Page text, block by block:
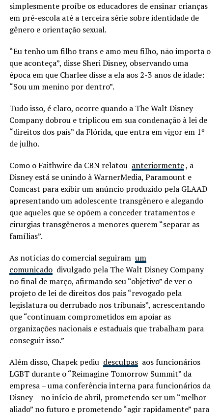
simplesmente proíbe os educadores de ensinar crianças
em pré-escola até a terceira série sobre identidade de
gênero e orientação sexual.
“Eu tenho um filho trans e amo meu filho, não importa o
que aconteça”, disse Sheri Disney, observando uma
época em que Charlee disse a ela aos 2-3 anos de idade:
“Sou um menino por dentro”.
Tudo isso, é claro, ocorre quando a The Walt Disney
Company dobrou e triplicou em sua condenação à lei de
“direitos dos pais” da Flórida, que entra em vigor em 1º
de julho.
Como o Faithwire da CBN relatou anteriormente, a
Disney está se unindo à WarnerMedia, Paramount e
Comcast para exibir um anúncio produzido pela GLAAD
apresentando um adolescente transgênero e alegando
que aqueles que se opõem a conceder tratamentos e
cirurgias transgêneros a menores querem “separar as
famílias”.
As notícias do comercial seguiram um
comunicadodivulgado pela The Walt Disney Company
no final de março, afirmando seu “objetivo” de ver o
projeto de lei de direitos dos pais “revogado pela
legislatura ou derrubado nos tribunais”, acrescentando
que “continuam comprometidos em apoiar as
organizações nacionais e estaduais que trabalham para
conseguir isso.”
Além disso, Chapek pediu desculpasaos funcionários
LGBT durante o “Reimagine Tomorrow Summit” da
empresa – uma conferência interna para funcionários da
Disney – no início de abril, prometendo ser um “melhor
aliado” no futuro e prometendo “agir rapidamente” para